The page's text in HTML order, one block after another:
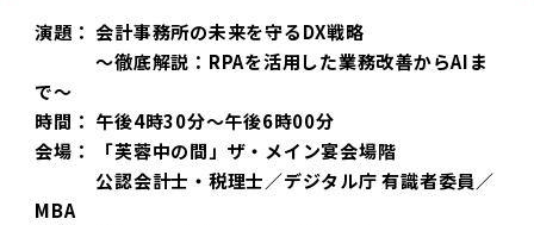
演題： 会計事務所の未来を守るDX戦略
〜徹底解説：RPAを活用した業務改善からAIま
で〜
時間： 午後4時30分～午後6時00分
会場： 「芙蓉中の間」ザ・メイン宴会場階
公認会計士・税理士／デジタル庁 有識者委員／
MBA